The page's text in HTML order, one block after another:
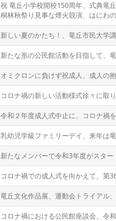
祝 竜丘小学校開校150周年、式典竜
桐林秋祭り見事な煙火競演、はにわ
新しい夏のかたち！、竜丘市民大学
新たな形の公民館活動を目指して
オミクロンに負けず祝成人、成人
コロナ禍の新しい活動様式徐々に
令和２年度成人式中止に、コロナ
乳幼児学級ファミリーデイ、来年
新たなメンバーで令和3年度がスタ
コロナ禍での成人式を向かえて、
竜丘文化作品展、運動会トライア
コロナ禍における公民館座談会、